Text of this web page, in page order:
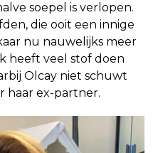
soepel is verlopen.
die ooit een innige
nu nauwelijks meer
heeft veel stof doen
Olcay niet schuwt
haar ex-partner.